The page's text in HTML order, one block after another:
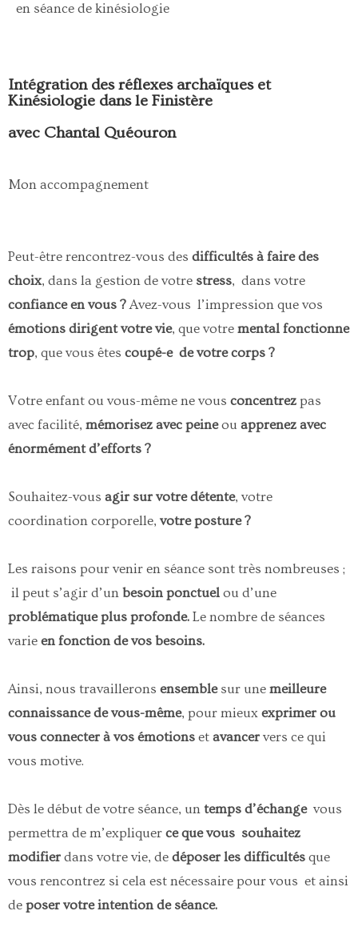
en séance de kinésiologie
Intégration des réflexes archaïques et
Kinésiologie dans le Finistère
avec Chantal Quéouron
Mon accompagnement
Peut-être rencontrez-vous des difficultés à faire des
choix, dans la gestion de votre stress, dans votre
confiance en vous ?Avez-vous l’impression que vos
émotions dirigent votre vie, que votre mental fonctionne
trop, que vous êtes coupé-e de votre corps ?
Votre enfant ou vous-même ne vous concentrez pas
avec facilité, mémorisez avec peineou apprenez avec
énormément d’efforts ?
Souhaitez-vous agir sur votre détente, votre
coordination corporelle, votre posture ?
Les raisons pour venir en séance sont très nombreuses ;
il peut s’agir d’un besoin ponctuel ou d’une
problématique plus profonde. Le nombre de séances
varie en fonction de vos besoins.
Ainsi, nous travaillerons ensemblesur une meilleure
connaissance de vous-même, pour mieux exprimer ou
vous connecter à vos émotions et avancer vers ce qui
vous motive.
Dès le début de votre séance, un temps d’échangevous
permettra de m’expliquer ce que vous souhaitez
modifier dans votre vie, de déposer les difficultés que
vous rencontrez si cela est nécessaire pour vous et ainsi
de poser votre intention de séance.